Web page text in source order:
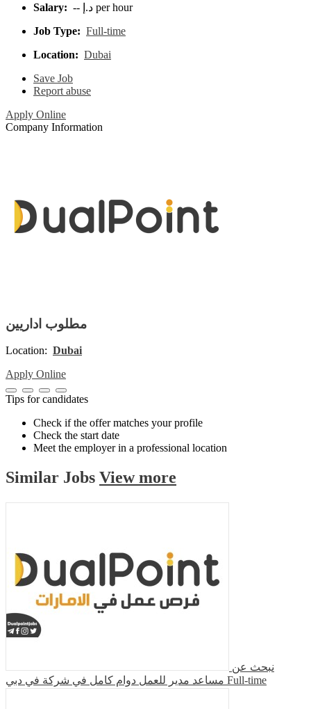
Salary:
-- د.إ per hour
Job Type: Full-time
Location: Dubai
Save Job
Report abuse
Apply Online
Company Information
مطلوب اداريين
Location: Dubai
Apply Online
Tips for candidates
Check if the offer matches your profile
Check the start date
Meet the employer in a professional location
Similar Jobs View more
نبحث عن
مساعد مدير للعمل دوام كامل في شركة في دبي Full-time